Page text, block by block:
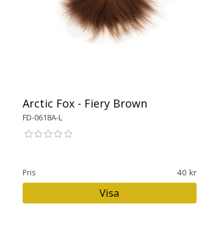
Arctic Fox - Fiery Brown
FD-0618A-L
Pris 40
Visa